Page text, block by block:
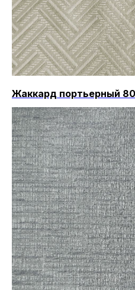
Жаккард портьерный